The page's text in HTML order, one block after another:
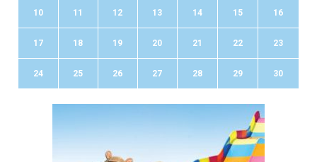
10 11 12 13 14 15 16
17 18 19 20 21 22 23
24 25 26 27 28 29 30